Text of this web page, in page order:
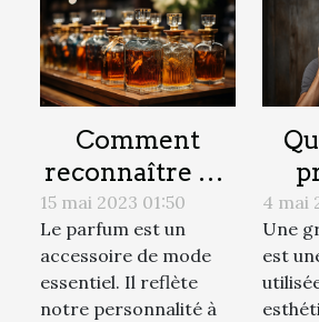
Comment
reconnaître un
bon parfum
sans l'utiliser ?
15 mai 2023 01:50
Le parfum est un
accessoire de mode
essentiel. Il reflète
notre personnalité à
4 mai
Une
est